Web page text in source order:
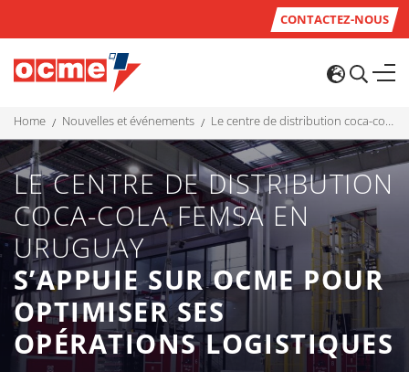
CONTACTEZ-NOUS
home nouvelles et événements le centre de distribution coca-cola femsa en uruguay s’appuie sur ocme pour optimiser ses opérations logistiques
LE CENTRE DE DISTRIBUTION
COCA-COLA FEMSA EN
URUGUAY
S’APPUIE SUR OCME POUR
OPTIMISER SES
OPÉRATIONS LOGISTIQUES